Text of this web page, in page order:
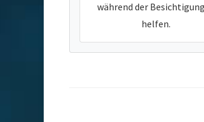
während der
helfen.